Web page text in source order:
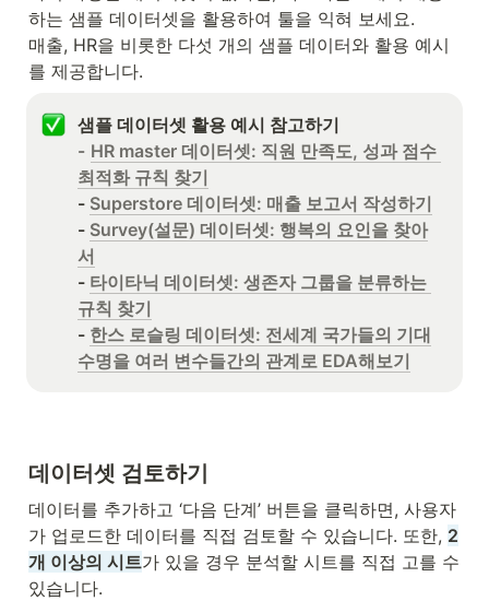
하는 샘플 데이터셋을 활용하여 툴을 익혀 보세요.
매출, HR을 비롯한 다섯 개의 샘플 데이터와 활용 예시
를 제공합니다.
샘플 데이터셋 활용 예시 참고하기
- HR master 데이터셋: 직원 만족도, 성과 점수
최적화 규칙 찾기
- Superstore 데이터셋: 매출 보고서 작성하기
- Survey(설문) 데이터셋: 행복의 요인을 찾아
서
- 타이타닉 데이터셋: 생존자 그룹을 분류하는
규칙 찾기
- 한스 로슬링 데이터셋: 전세계 국가들의 기대
수명을 여러 변수들간의 관계로 EDA해보기
데이터셋 검토하기
데이터를 추가하고 ‘다음 단계’ 버튼을 클릭하면, 사용자
가 업로드한 데이터를 직접 검토할 수 있습니다. 또한, 2
개 이상의 시트가 있을 경우 분석할 시트를 직접 고를 수
있습니다.